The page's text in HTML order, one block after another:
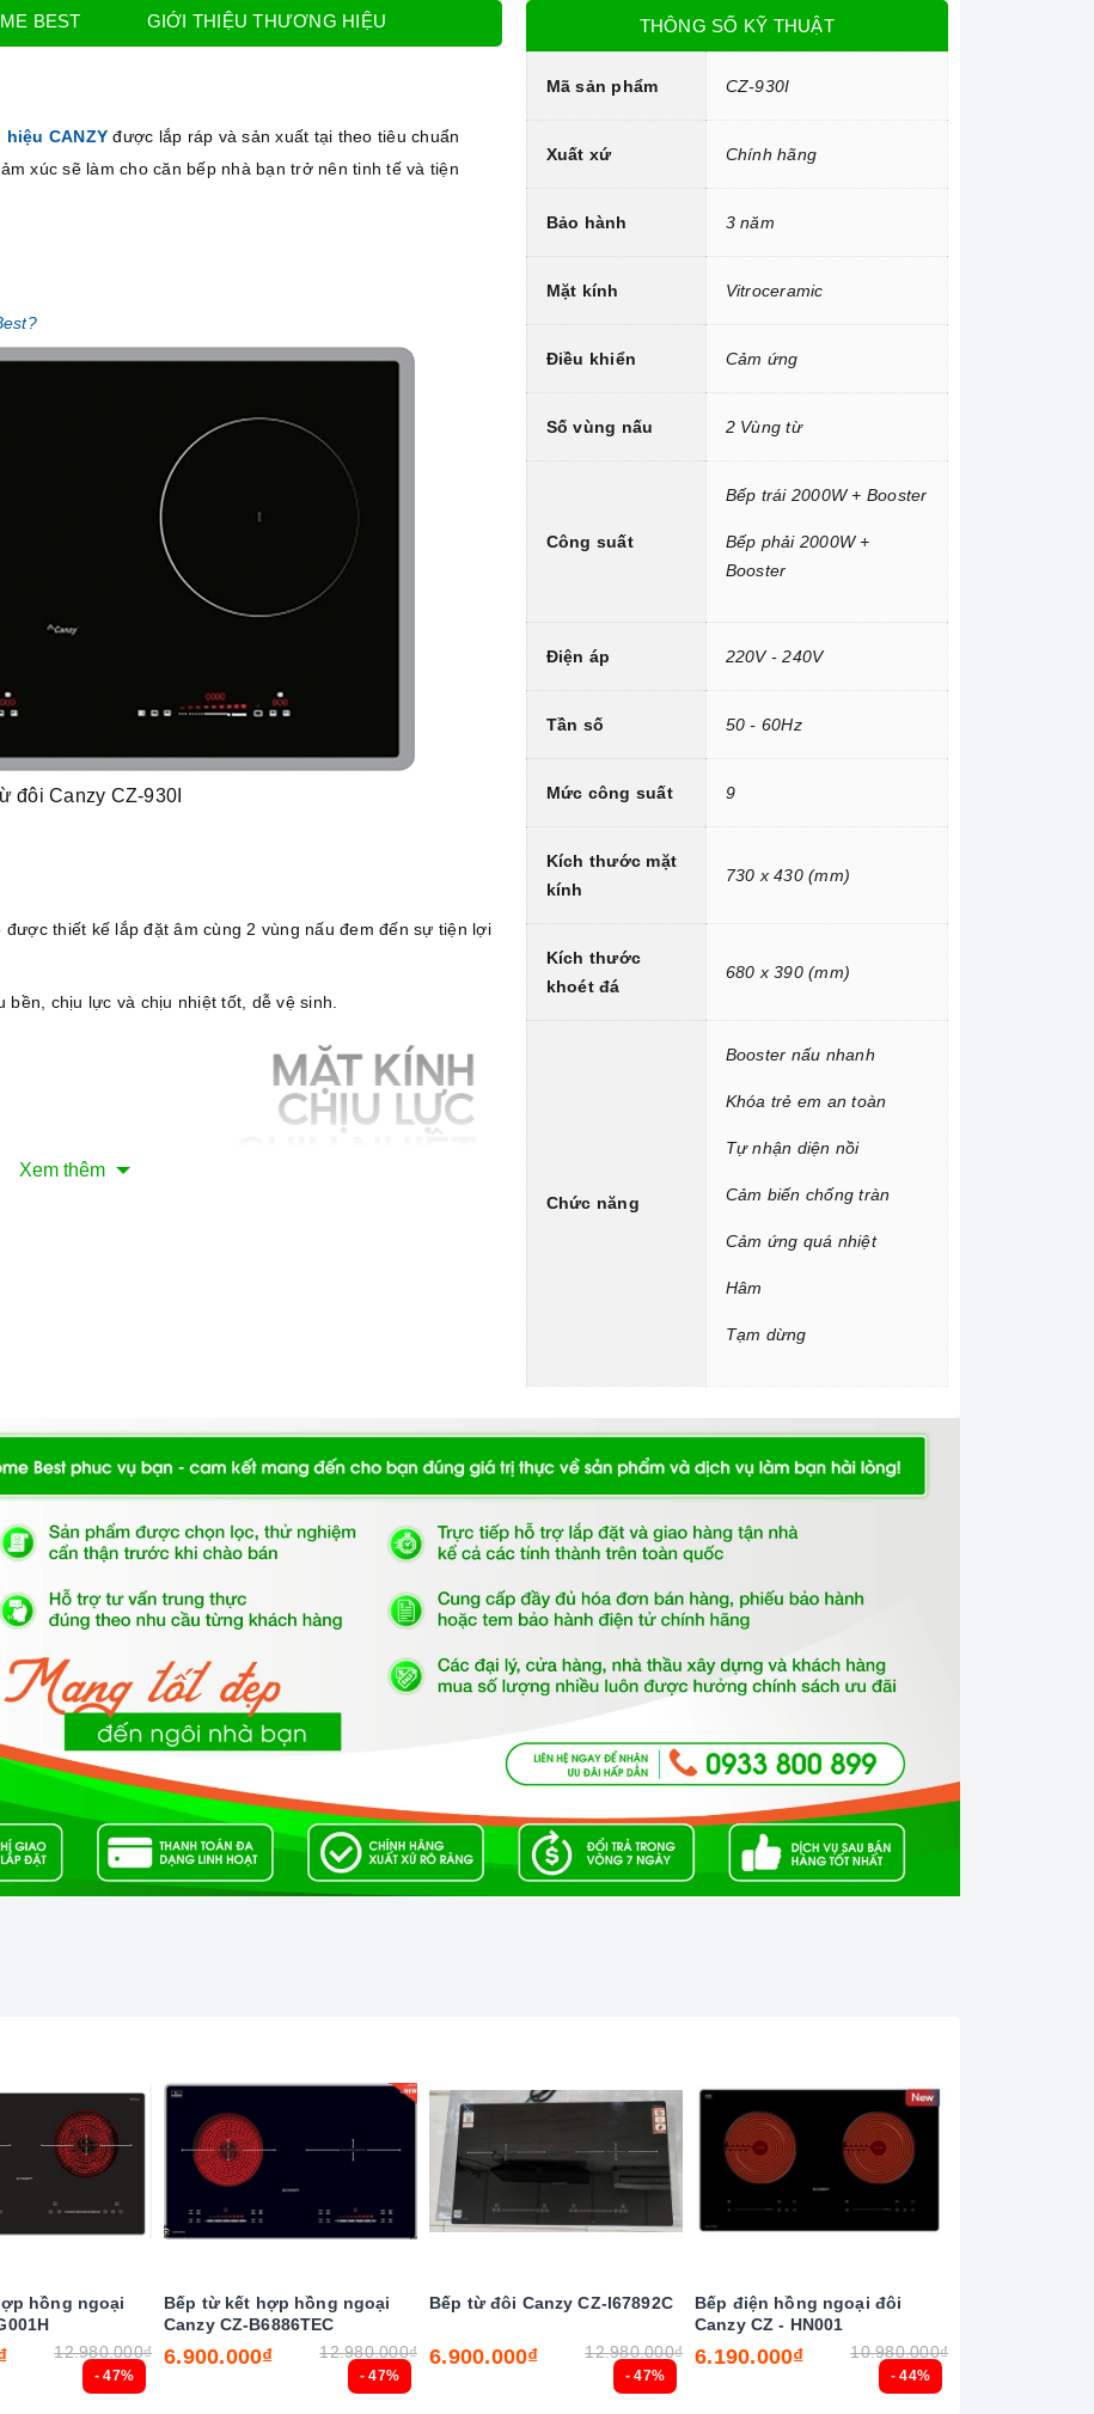
BEST GIỚI THIỆU THƯƠNG HIỆU
CANZY được lắp ráp và sản xuất tại theo tiêu chuẩn
xúc sẽ làm cho căn bếp nhà bạn trở nên tinh tế và tiện
đôi Canzy CZ-930I
thiết kế lắp đặt âm cùng 2 vùng nấu đem đến sự tiện lợi
chịu lực và chịu nhiệt tốt, dễ vệ sinh.
chịu lực, chịu nhiệt
năng.
nghệ hiện đại
tăng nhiệt nhanh chóng trên các vùng nấu.
Xem thêm
THÔNG SỐ KỸ THUẬT
Mã sản phẩm CZ-930I
Xuất xứ Chính hãng
Bảo hành 3 năm
Mặt kính Vitroceramic
Điều khiển Cảm ứng
Số vùng nấu 2 Vùng từ
Công suất
Bếp trái 2000W + Booster
Bếp phải 2000W +
Booster
Điện áp 220V - 240V
Tần số 50 - 60Hz
Mức công suất 9
Kích thước mặt
kính
730 x 430 (mm)
Kích thước
khoét đá
680 x 390 (mm)
Chức năng
Booster nấu nhanh
Khóa trẻ em an toàn
Tự nhận diện nồi
Cảm biến chống tràn
Cảm ứng quá nhiệt
Hâm
Tạm dừng
- 47%
hồng ngoại
12.980.000₫
- 47%
Bếp từ kết hợp hồng ngoại
Canzy CZ-B6886TEC
6.900.000₫ 12.980.000₫
- 47%
Bếp từ đôi Canzy CZ-I67892C
6.900.000₫ 12.980.000₫
- 44%
Bếp điện hồng ngoại đôi
Canzy CZ - HN001
6.190.000₫ 10.980.000₫